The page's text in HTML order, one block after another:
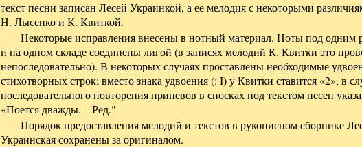
текст песни записан Лесей Украинкой, а ее мелодия с некоторыми
Н. Лысенко и К. Квиткой.
Некоторые исправления внесены в нотный материал. Ноты под одним
и на одном складе соединены лигой (в записях мелодий К. Квитки это
непоследовательно). В некоторых случаях проставлены необходимые
стихотворных строк; вместо знака удвоения (: I) у Квитки ставится «2», в
последовательного повторения припевов в сносках под текстом песен
«Поется дважды. – Ред."
Порядок предоставления мелодий и текстов в рукописном сборнике
Украинская сохранены за оригиналом.